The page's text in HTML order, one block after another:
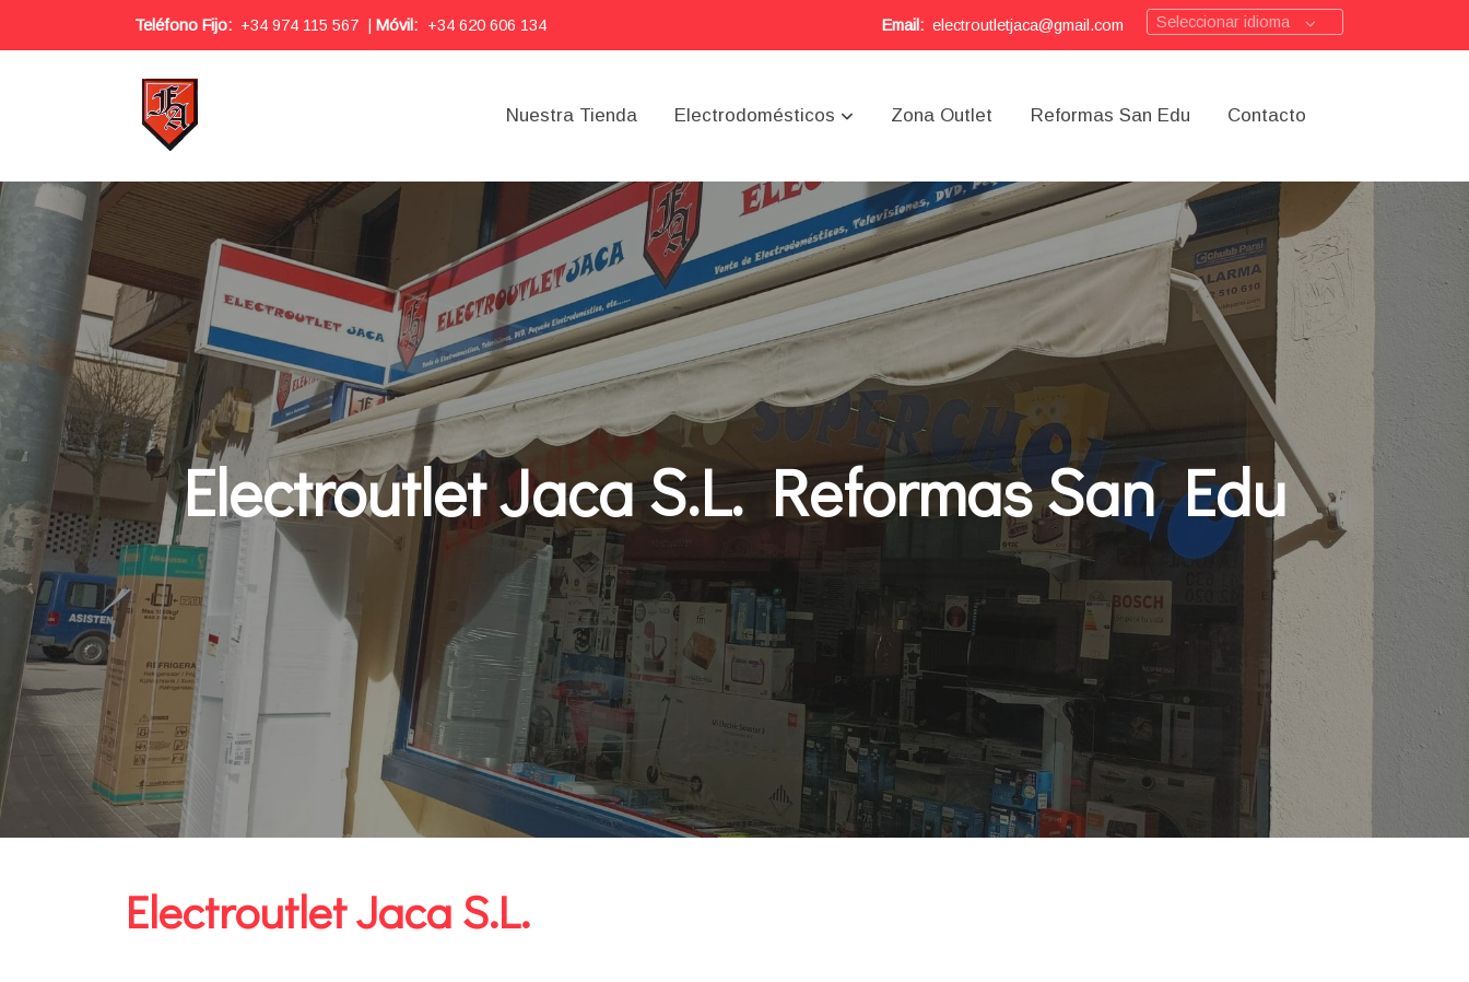
Teléfono Fijo: +34 974 115 567 Móvil: +34 620 606 134 Email: electroutletjaca@gmail.com Seleccionar idioma
Nuestra Tienda Electrodomésticos Zona Outlet Reformas San Edu Contacto
Electroutlet Jaca S.L. Reformas San Edu
Electroutlet Jaca S.L.